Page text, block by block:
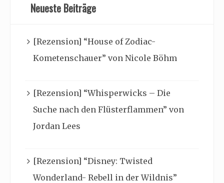
Neueste Beiträge
[Rezension] “House of Zodiac-
Kometenschauer” von Nicole Böhm
[Rezension] “Whisperwicks – Die
Suche nach den Flüsterflammen” von
Jordan Lees
[Rezension] “Disney: Twisted
Wonderland- Rebell in der Wildnis”